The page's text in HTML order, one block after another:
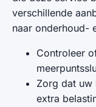
verschillende
naar onderhoud-
Controleer
Zorg dat
extra